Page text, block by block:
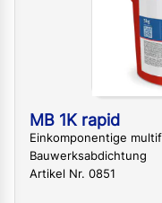
MB 1K rapid
Einkomponentige
Bauwerksabdichtung
Artikel Nr. 0851